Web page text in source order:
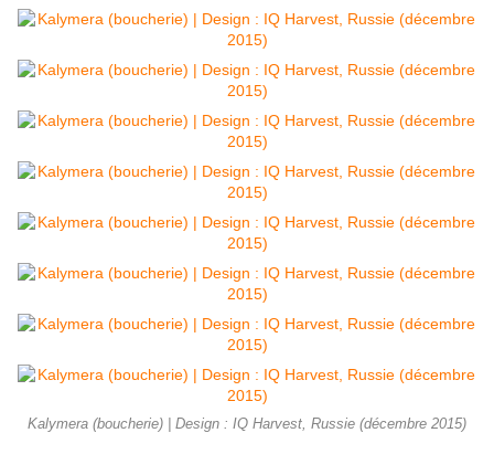
Kalymera (boucherie) | Design : IQ Harvest, Russie (décembre 2015)